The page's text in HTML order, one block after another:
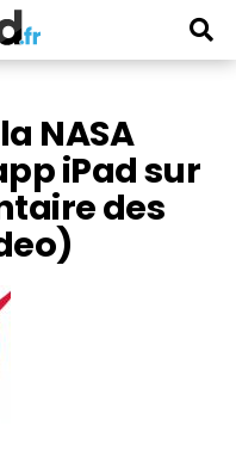
NASA
iPad sur
des